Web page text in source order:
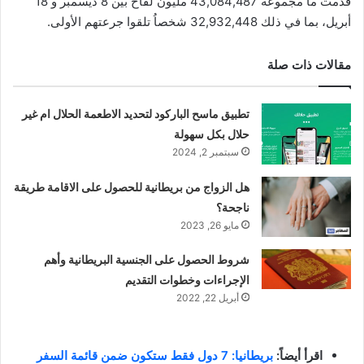
أبريل، بما في ذلك 32,932,448 شخصاُ تلقوا جرعتهم الأولى.
مقالات ذات صلة
تطبيق ماسح الباركود لتحديد الاطعمة الحلال ام غير
حلال بكل سهولة
سبتمبر 2, 2024
هل الزواج من بريطانية للحصول على الاقامة طريقة
ناجحة؟
مايو 26, 2023
شروط الحصول على الجنسية البريطانية وأهم
الإجراءات وخطوات التقديم
أبريل 22, 2022
اقرأ أيضاً:
بريطانيا: 7 دول فقط ستكون ضمن قائمة السفر